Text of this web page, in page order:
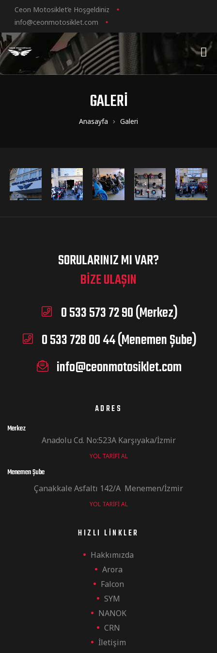
Ceon Motosiklet’e Hoşgeldiniz
info@ceonmotosiklet.com
GALERI
Anasayfa Galeri
SORULARINIZ MI VAR?
BIZE ULAŞIN
0 533 573 72 90 (Merkez)
0 533 728 00 44 (Menemen Şube)
info@ceonmotosiklet.com
ADRES
Merkez
Anadolu Cd. No:523A Karşıyaka/İzmir
YOL TARIFI AL
Menemen Şube
Çanakkale Asfaltı 142/A Menemen/İzmir
YOL TARIFI AL
HIZLI LINKLER
Hakkımızda
Arora
Falcon
SYM
NANOK
CRN
İletişim